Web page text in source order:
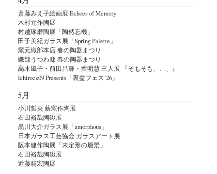
斎藤みえ子絵画展 Echoes of Memory
木村元作陶展
村越琢磨陶展「陶然忘機」
田子美紀ガラス展「Spring Palette」
窯元織部本店 春の陶器まつり
織部うつわ邸 春の陶器まつり
高木風子・前田昌輝・葉明慧 三人展 『そもそも、、、』
Ichirock09 Presents「裏盆フェス’26」
5月
小川哲央 薪窯作陶展
石田裕哉陶磁展
黒川大介ガラス展「amorphous」
日本ガラス工芸協会 ガラスアート展
阪本健作陶展「未定形の層景」
石田裕哉陶磁展
近藤精宏陶展